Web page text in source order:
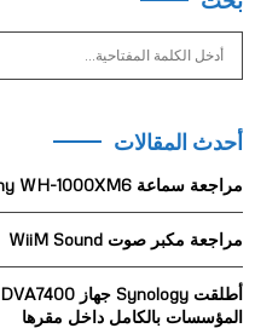
c
f
r
:
أحدث المقالات
مراجعة سماعة Sony WH-1000XM6
مراجعة مكبر صوت WiiM Sound
المؤسسات بالكامل داخل مقرها